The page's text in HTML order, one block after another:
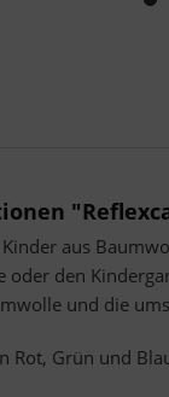
Kinder aus
oder den
und die
Rot, Grün und